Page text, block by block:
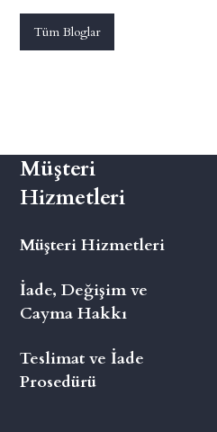
Tüm Bloglar
Müşteri
Hizmetleri
Müşteri Hizmetleri
İade, Değişim ve
Cayma Hakkı
Teslimat ve İade
Prosedürü